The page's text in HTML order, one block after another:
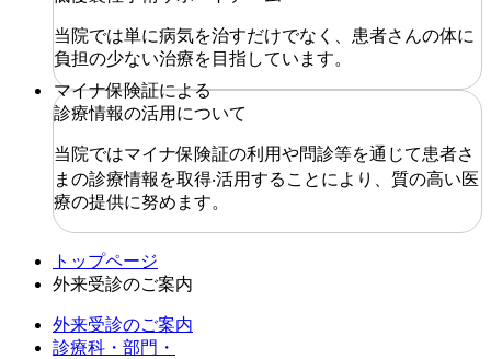
当院では単に病気を治すだけでなく、患者さんの体に
負担の少ない治療を⽬指しています。
マイナ保険証による
診療情報の活用について
当院ではマイナ保険証の利⽤や問診等を通じて患者さ
まの診療情報を取得‧活⽤することにより、質の⾼い医
療の提供に努めます。
トップページ
外来受診のご案内
外来受診のご案内
診療科・部門・